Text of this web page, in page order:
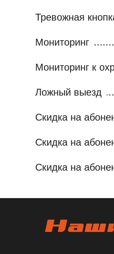
Тревожная
Мониторинг
Мониторинг к
Ложный выезд
Скидка на
Скидка на
Скидка на